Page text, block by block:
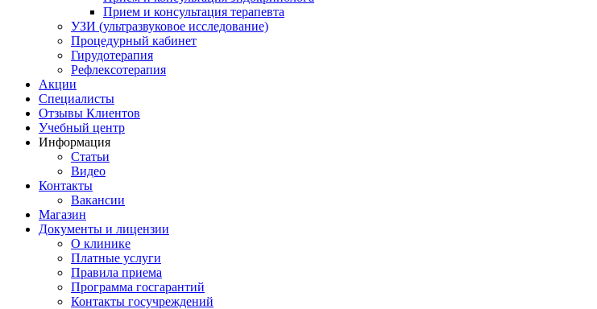
Прием и консультация терапевта
УЗИ (ультразвуковое исследование)
Процедурный кабинет
Гирудотерапия
Рефлексотерапия
Акции
Специалисты
Отзывы Клиентов
Учебный центр
Информация
Статьи
Видео
Контакты
Вакансии
Магазин
Документы и лицензии
О клинике
Платные услуги
Правила приема
Программа госгарантий
Контакты госучреждений